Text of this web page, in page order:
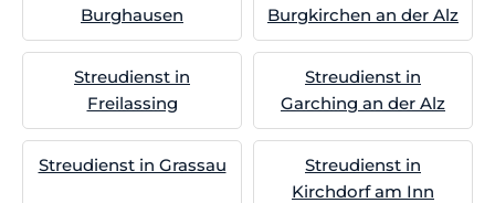
Burghausen
Burgkirchen an der Alz
Streudienst in
Freilassing
Streudienst in
Garching an der Alz
Streudienst in Grassau
Streudienst in
Kirchdorf am Inn